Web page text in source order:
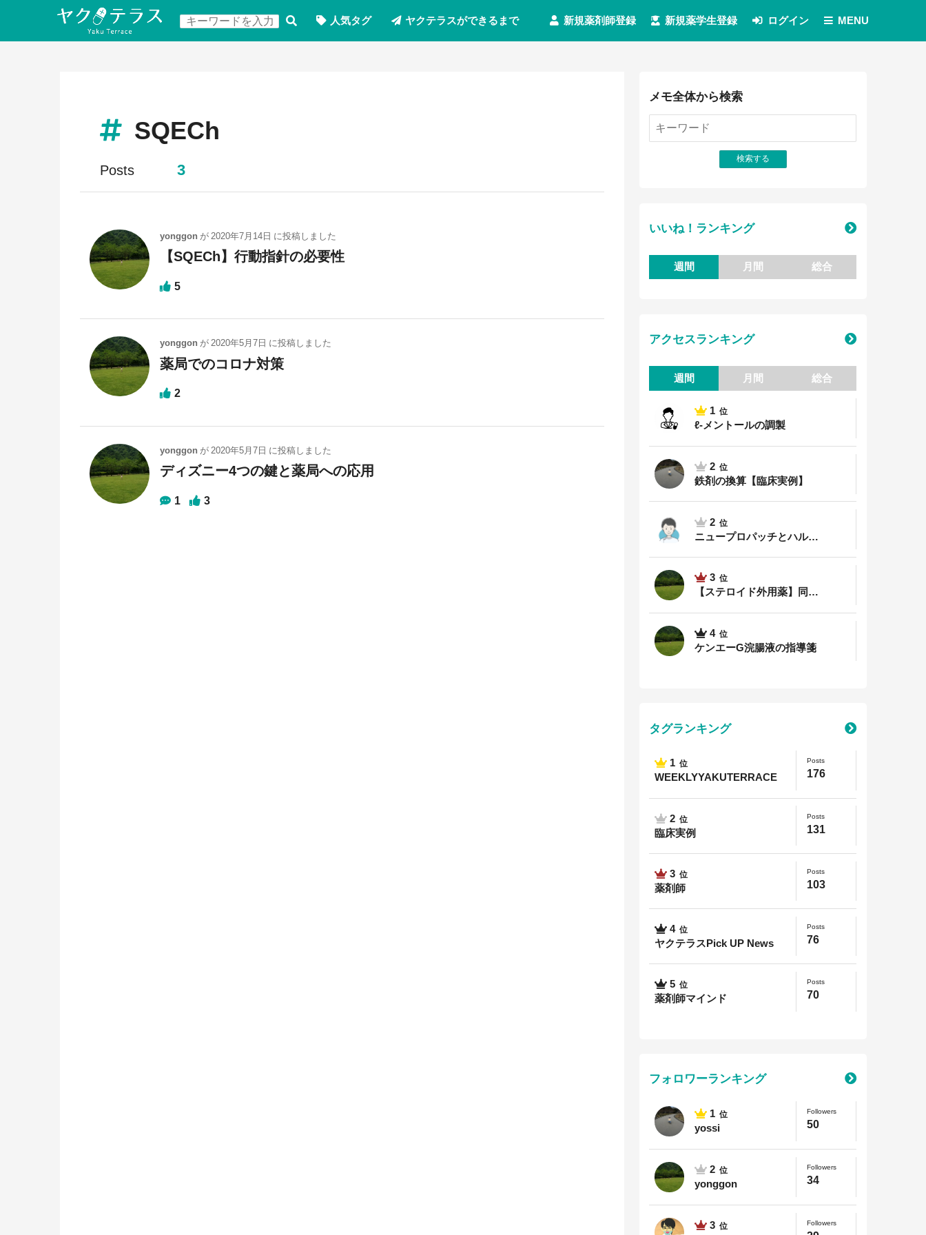
人気タグ ヤクテラスができるまで 新規薬剤師登録 新規薬学生登録 ログイン MENU
SQECh
Posts 3
yonggon が 2020年7月14日 に投稿しました
【SQECh】行動指針の必要性
5
yonggon が 2020年5月7日 に投稿しました
薬局でのコロナ対策
2
yonggon が 2020年5月7日 に投稿しました
ディズニー4つの鍵と薬局への応用
1 3
メモ全体から検索
いいね！ランキング
週間 月間 総合
アクセスランキング
週間 月間 総合
1 位
ℓ-メントールの調製
2 位
鉄剤の換算【臨床実例】
2 位
ニュープロパッチとハル…
3 位
【ステロイド外用薬】同…
4 位
ケンエーG浣腸液の指導箋
タグランキング
1 位
WEEKLYYAKUTERRACE
Posts
176
2 位
臨床実例
Posts
131
3 位
薬剤師
Posts
103
4 位
ヤクテラスPick UP News
Posts
76
5 位
薬剤師マインド
Posts
70
フォロワーランキング
1 位
yossi
Followers
50
2 位
yonggon
Followers
34
3 位 Followers